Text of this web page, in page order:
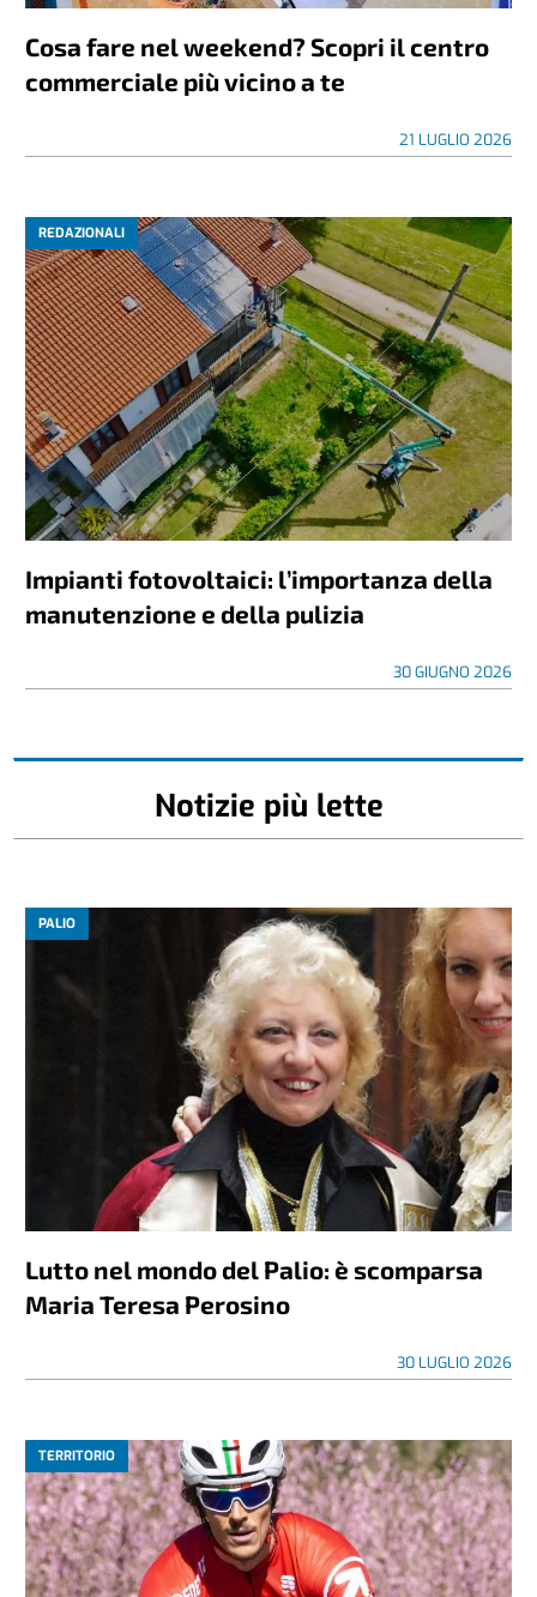
Cosa fare nel weekend? Scopri il centro
commerciale più vicino a te
21 LUGLIO 2026
REDAZIONALI
Impianti fotovoltaici: l’importanza della
manutenzione e della pulizia
30 GIUGNO 2026
Notizie più lette
PALIO
Lutto nel mondo del Palio: è scomparsa
Maria Teresa Perosino
30 LUGLIO 2026
TERRITORIO